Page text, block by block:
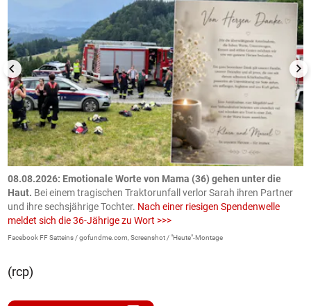
08.08.2026: Emotionale Worte von Mama (36) gehen unter die
Haut. Bei einem tragischen Traktorunfall verlor Sarah ihren Partner
und ihre sechsjährige Tochter. Nach einer riesigen Spendenwelle
meldet sich die 36-Jährige zu Wort >>>
Facebook FF Satteins / gofundme.com, Screenshot / "Heute"-Montage
(rcp)